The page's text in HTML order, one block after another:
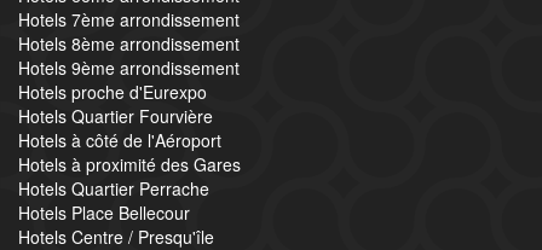
Hotels 7ème arrondissement
Hotels 8ème arrondissement
Hotels 9ème arrondissement
Hotels proche d'Eurexpo
Hotels Quartier Fourvière
Hotels à côté de l'Aéroport
Hotels à proximité des Gares
Hotels Quartier Perrache
Hotels Place Bellecour
Hotels Centre / Presqu'île